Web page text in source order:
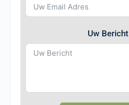
Uw Bericht